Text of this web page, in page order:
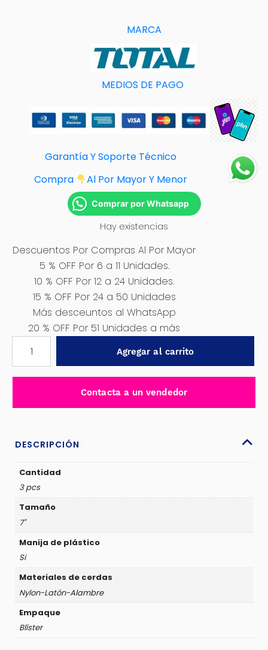
MARCA
MEDIOS DE PAGO
Garantía Y Soporte Técnico
Compra
Al Por Mayor Y Menor
Comprar por Whatsapp
Hay existencias
Descuentos Por Compras Al Por Mayor
5 % OFF Por 6 a 11 Unidades.
10 % OFF Por 12 a 24 Unidades.
15 % OFF Por 24 a 50 Unidades
Más desceuntos al WhatsApp
20 % OFF Por 51 Unidades a más
CEPILLO
-
cantidad
Agregar al carrito
Contacta a un vendedor
DESCRIPCIÓN
Cantidad
3 pcs
Tamaño
7"
Manija de plástico
Si
Materiales de cerdas
Nylon-Latón-Alambre
Empaque
Blíster